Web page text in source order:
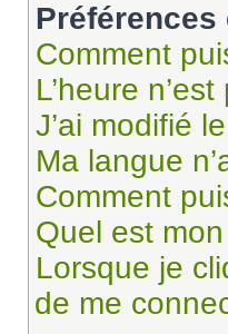
Comment
L’heure
J’ai modifié
Ma langue
Comment
Quel est
Lorsque je
de me